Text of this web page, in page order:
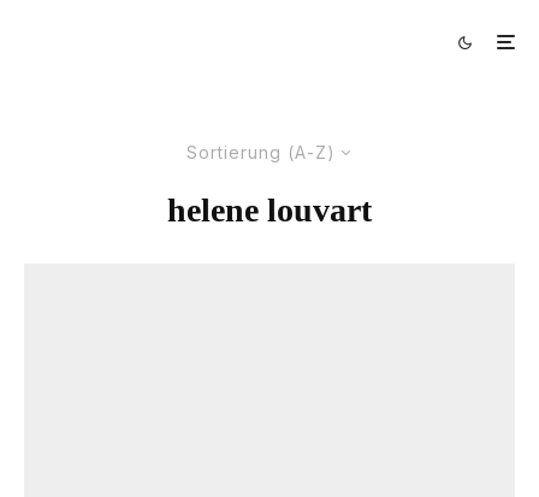
Sortierung (A-Z)
helene louvart